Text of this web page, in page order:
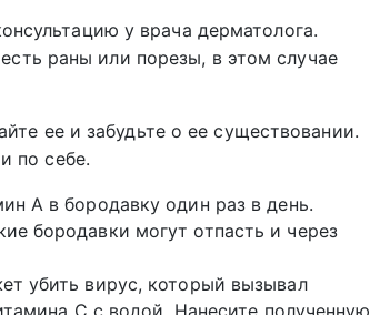
у врача дерматолога.
раны или порезы, в этом случае
ее и забудьте о ее существовании.
по себе.
А в бородавку один раз в день.
бородавки могут отпасть и через
убить вирус, который вызывал
С с водой. Нанесите полученную